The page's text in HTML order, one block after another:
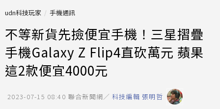
udn科技玩家 手機通訊
不等新貨先撿便宜手機！三星摺疊
手機Galaxy Z Flip4直砍萬元 蘋果
這2款便宜4000元
2023-07-15 08:40 聯合新聞網／ 科技編輯 張明哲